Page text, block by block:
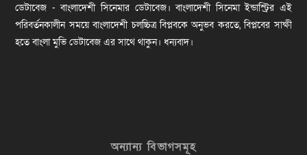
ডেটাবেজ - বাংলাদেশী সিনেমার ডেটাবেজ। বাংলাদেশী সিনেমা ইন্ডাস্ট্রির এই
পরিবর্তনকালীন সময়ে বাংলাদেশী চলচ্চিত্র বিপ্লবকে অনুভব করতে, বিপ্লবের সাক্ষী
হতে বাংলা মুভি ডেটাবেজ এর সাথে থাকুন। ধন্যবাদ।
অন্যান্য বিভাগসমূহ